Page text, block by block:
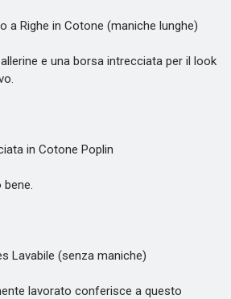
Righe in Cotone (maniche lunghe)
e una borsa intrecciata per il look
in Cotone Poplin
Lavabile (senza maniche)
lavorato conferisce a questo